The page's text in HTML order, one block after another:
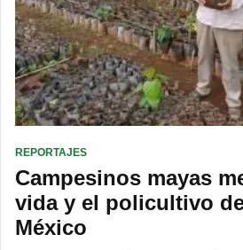
REPORTAJES
Campesinos mayas
vida y el policultivo
México